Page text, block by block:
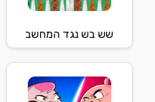
שש בש נגד המחשב